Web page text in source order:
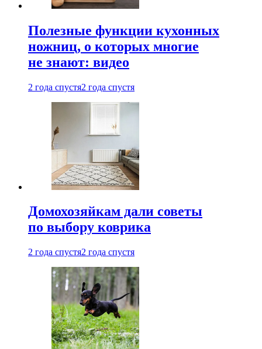
Полезные функции кухонных
ножниц, о которых многие
не знают: видео
2 года спустя2 года спустя
Домохозяйкам дали советы
по выбору коврика
2 года спустя2 года спустя